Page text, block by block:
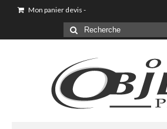
Mon panier devis -